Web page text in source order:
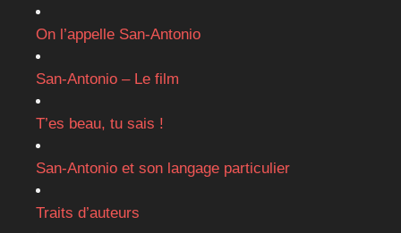
On l’appelle San-Antonio
San-Antonio – Le film
T’es beau, tu sais !
San-Antonio et son langage particulier
Traits d’auteurs